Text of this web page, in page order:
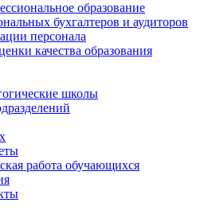
образование
бухгалтеров и аудиторов
персонала
качества образования
школы
работа обучающихся